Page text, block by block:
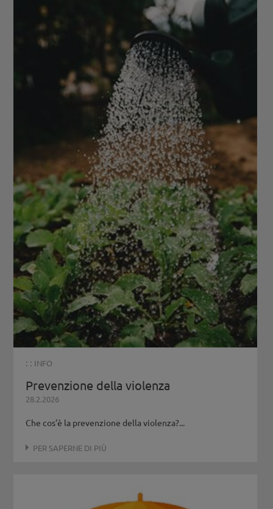
: : INFO
Prevenzione della violenza
28.2.2026
Che cos’è la prevenzione della violenza?...
PER SAPERNE DI PIÙ